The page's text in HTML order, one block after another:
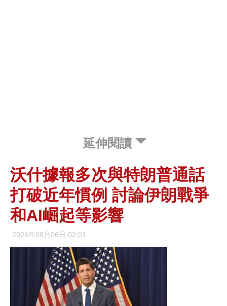
延伸閱讀
沃什據報多次與特朗普通話
打破近年慣例 討論伊朗戰爭
和AI崛起等影響
2026年08月06日 02:01